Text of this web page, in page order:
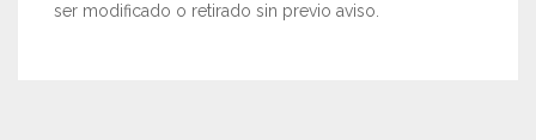
ser modificado o retirado sin previo aviso.